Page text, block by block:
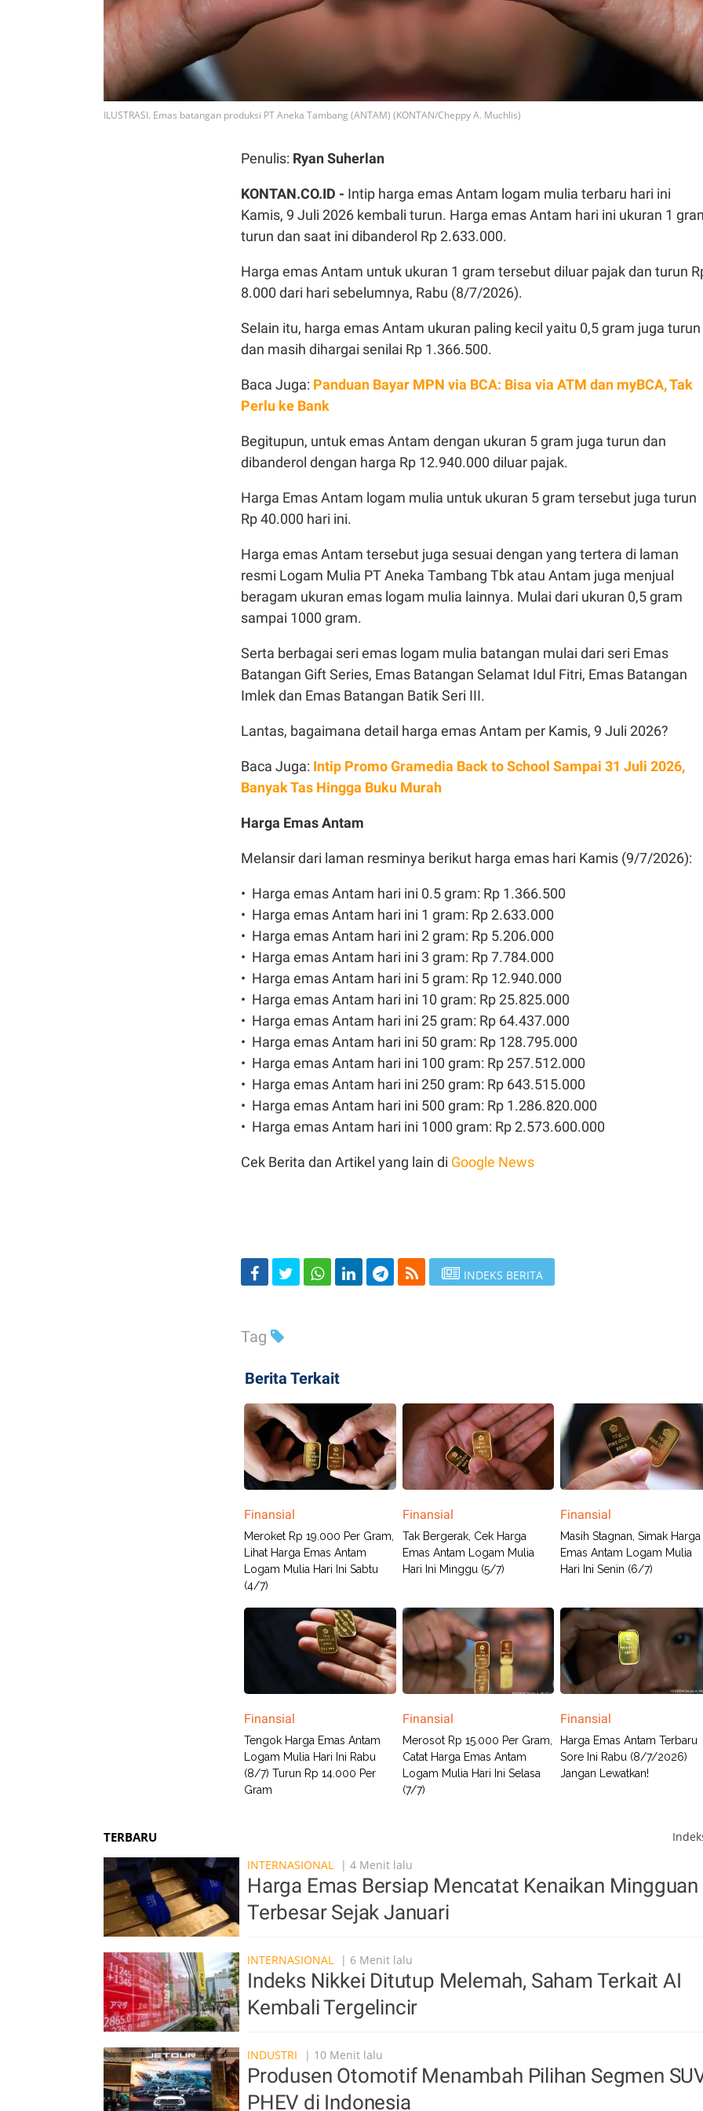
ILUSTRASI. Emas batangan produksi PT Aneka Tambang (ANTAM) (KONTAN/Cheppy A. Muchlis)
Penulis: Ryan Suherlan
KONTAN.CO.ID - Intip harga emas Antam logam mulia terbaru hari ini
Kamis, 9 Juli 2026 kembali turun. Harga emas Antam hari ini ukuran 1
turun dan saat ini dibanderol Rp 2.633.000.
Harga emas Antam untuk ukuran 1 gram tersebut diluar pajak dan turun
8.000 dari hari sebelumnya, Rabu (8/7/2026).
Selain itu, harga emas Antam ukuran paling kecil yaitu 0,5 gram juga turun
dan masih dihargai senilai Rp 1.366.500.
Baca Juga: Panduan Bayar MPN via BCA: Bisa via ATM dan myBCA, Tak
Perlu ke Bank
Begitupun, untuk emas Antam dengan ukuran 5 gram juga turun dan
dibanderol dengan harga Rp 12.940.000 diluar pajak.
Harga Emas Antam logam mulia untuk ukuran 5 gram tersebut juga turun
Rp 40.000 hari ini.
Harga emas Antam tersebut juga sesuai dengan yang tertera di laman
resmi Logam Mulia PT Aneka Tambang Tbk atau Antam juga menjual
beragam ukuran emas logam mulia lainnya. Mulai dari ukuran 0,5 gram
sampai 1000 gram.
Serta berbagai seri emas logam mulia batangan mulai dari seri Emas
Batangan Gift Series, Emas Batangan Selamat Idul Fitri, Emas Batangan
Imlek dan Emas Batangan Batik Seri III.
Lantas, bagaimana detail harga emas Antam per Kamis, 9 Juli 2026?
Baca Juga: Intip Promo Gramedia Back to School Sampai 31 Juli 2026,
Banyak Tas Hingga Buku Murah
Harga Emas Antam
Melansir dari laman resminya berikut harga emas hari Kamis (9/7/2026):
•⁠ ⁠Harga emas Antam hari ini 0.5 gram: Rp 1.366.500
•⁠ ⁠⁠Harga emas Antam hari ini 1 gram: Rp 2.633.000
•⁠ ⁠Harga emas Antam hari ini 2 gram: Rp 5.206.000
•⁠ ⁠⁠Harga emas Antam hari ini 3 gram: Rp 7.784.000
•⁠ ⁠Harga emas Antam hari ini 5 gram: Rp 12.940.000
•⁠ ⁠⁠Harga emas Antam hari ini 10 gram: Rp 25.825.000
•⁠ ⁠Harga emas Antam hari ini 25 gram: Rp 64.437.000
•⁠ ⁠Harga emas Antam hari ini 50 gram: Rp 128.795.000
•⁠ ⁠Harga emas Antam hari ini 100 gram: Rp 257.512.000
•⁠ ⁠⁠Harga emas Antam hari ini 250 gram: Rp 643.515.000
•⁠ ⁠Harga emas Antam hari ini 500 gram: Rp 1.286.820.000
•⁠ ⁠⁠Harga emas Antam hari ini 1000 gram: Rp 2.573.600.000
Cek Berita dan Artikel yang lain di Google News
INDEKS BERITA
Tag
Berita Terkait
Finansial
Meroket Rp 19.000 Per Gram,
Lihat Harga Emas Antam
Logam Mulia Hari Ini Sabtu
(4/7)
Finansial
Tak Bergerak, Cek Harga
Emas Antam Logam Mulia
Hari Ini Minggu (5/7)
Finansial
Masih Stagnan, Simak Harga
Emas Antam Logam Mulia
Hari Ini Senin (6/7)
Finansial
Tengok Harga Emas Antam
Logam Mulia Hari Ini Rabu
(8/7) Turun Rp 14.000 Per
Gram
Finansial
Merosot Rp 15.000 Per Gram,
Catat Harga Emas Antam
Logam Mulia Hari Ini Selasa
(7/7)
Finansial
Harga Emas Antam Terbaru
Sore Ini Rabu (8/7/2026)
Jangan Lewatkan!
TERBARU
INTERNASIONAL
| 4 Menit lalu
Harga Emas Bersiap Mencatat Kenaikan Mingguan
Terbesar Sejak Januari
INTERNASIONAL | 6 Menit lalu
Indeks Nikkei Ditutup Melemah, Saham Terkait AI
Kembali Tergelincir
INDUSTRI | 10 Menit lalu
Produsen Otomotif Menambah Pilihan Segmen
PHEV di Indonesia